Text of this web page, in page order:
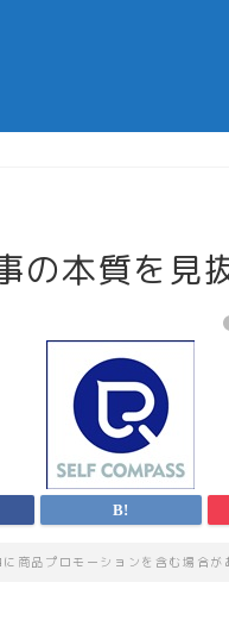
の本質を見
に商品プロモーションを含む場合が